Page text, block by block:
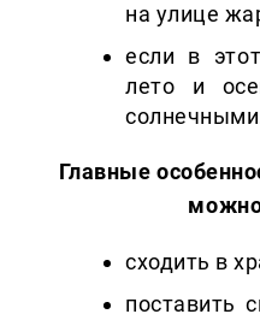
на улице
если в
лето и
Главные
сходить в
поставить